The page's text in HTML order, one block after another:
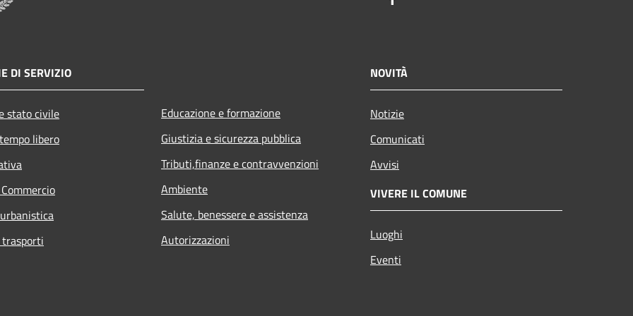
DI SERVIZIO
stato civile
libero
Educazione e formazione
Giustizia e sicurezza pubblica
Tributi,finanze e contravvenzioni
Ambiente
Salute, benessere e assistenza
Autorizzazioni
NOVITÀ
Notizie
Comunicati
Avvisi
VIVERE IL COMUNE
Luoghi
Eventi